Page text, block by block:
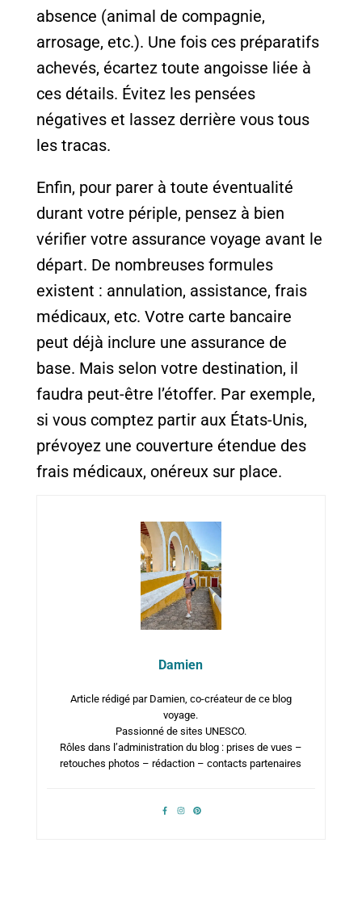
absence (animal de compagnie,
arrosage, etc.). Une fois ces préparatifs
achevés, écartez toute angoisse liée à
ces détails. Évitez les pensées
négatives et lassez derrière vous tous
les tracas.
Enfin, pour parer à toute éventualité
durant votre périple, pensez à bien
vérifier votre assurance voyage avant le
départ. De nombreuses formules
existent : annulation, assistance, frais
médicaux, etc. Votre carte bancaire
peut déjà inclure une assurance de
base. Mais selon votre destination, il
faudra peut-être l’étoffer. Par exemple,
si vous comptez partir aux États-Unis,
prévoyez une couverture étendue des
frais médicaux, onéreux sur place.
Damien
Article rédigé par Damien, co-créateur de ce blog
voyage.
Passionné de sites UNESCO.
Rôles dans l’administration du blog : prises de vues –
retouches photos – rédaction – contacts partenaires